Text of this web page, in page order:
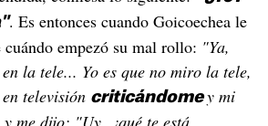
. Es entonces cuando Goicoechea le
empezó su mal rollo: "Ya,
la tele... Yo es que no miro la tele,
televisión criticándomey mi